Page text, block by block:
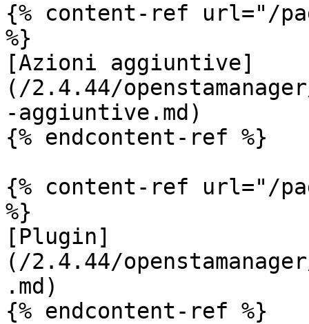
{% content-ref url="/
%}
[Azioni aggiuntive]
(/2.4.44/
-aggiuntive.md)
{% endcontent-ref %}
{% content-ref url="/
%}
[Plugin]
(/2.4.44/
.md)
{% endcontent-ref %}